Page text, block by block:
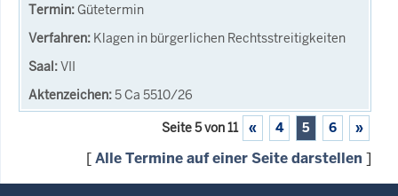
Gütetermin
Klagen in bürgerlichen Rechtsstreitigkeiten
VII
5 Ca 5510/26
Seite 5 von 11 « 4 5 6 »
[Alle Termine auf einer Seite darstellen ]